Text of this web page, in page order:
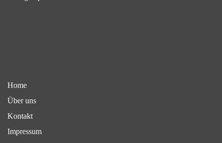
Home
Über uns
Kontakt
Impressum